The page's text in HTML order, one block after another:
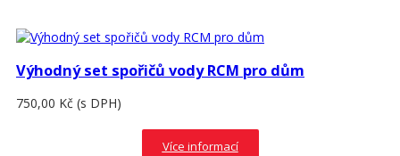
Výhodný set spořičů vody RCM pro dům
750,00 Kč (s DPH)
Více informací